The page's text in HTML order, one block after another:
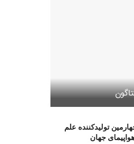
تولیدکننده علم
جهان